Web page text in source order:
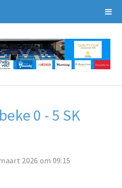
0 - 5 SK
2026 om 09:15